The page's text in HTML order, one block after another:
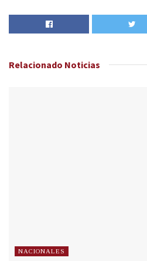
Relacionado Noticias
NACIONALES